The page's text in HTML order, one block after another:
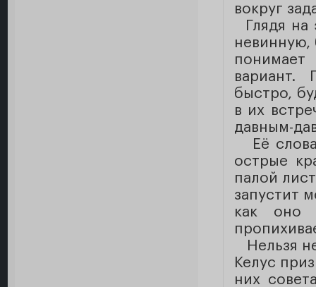
вокруг
Глядя на
невинную,
вариант.
быстро,
в их
давным-
Её слова
острые
палой
запустит
как оно
Нельзя
Келус
них